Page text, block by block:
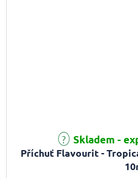
Příchuť Flavourit -
Skladem -